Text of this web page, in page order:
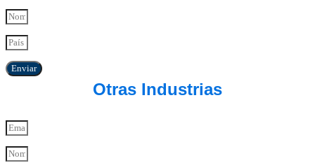
Enviar
Otras Industrias